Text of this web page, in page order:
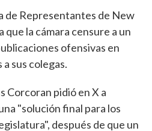
de Representantes de New
la cámara censure a un
ofensivas en
sus colegas.
Corcoran pidió en X a
"solución final para los
después de que un